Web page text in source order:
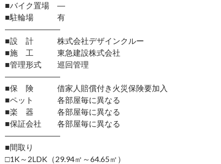
■バイク置場 ―
■駐輪場 有
―――――――
■設 計 株式会社デザインクルー
■施 工 東急建設株式会社
■管理形式 巡回管理
―――――――
■保 険 借家人賠償付き火災保険要加入
■ペット 各部屋毎に異なる
■楽 器 各部屋毎に異なる
■保証会社 各部屋毎に異なる
―――――――
■間取り
□1K～2LDK（29.94㎡～64.65㎡）